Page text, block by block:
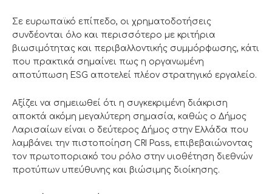
Σε ευρωπαϊκό επίπεδο, οι χρηματοδοτήσεις
συνδέονται όλο και περισσότερο με κριτήρια
βιωσιμότητας και περιβαλλοντικής συμμόρφωσης, κάτι
που πρακτικά σημαίνει πως η οργανωμένη
αποτύπωση ESG αποτελεί πλέον στρατηγικό εργαλείο.
Αξίζει να σημειωθεί ότι η συγκεκριμένη διάκριση
αποκτά ακόμη μεγαλύτερη σημασία, καθώς ο Δήμος
Λαρισαίων είναι ο δεύτερος Δήμος στην Ελλάδα που
λαμβάνει την πιστοποίηση CRI Pass, επιβεβαιώνοντας
τον πρωτοποριακό του ρόλο στην υιοθέτηση διεθνών
προτύπων υπεύθυνης και βιώσιμης διοίκησης.